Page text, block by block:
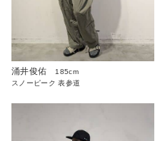
涌井俊佑
185cm
スノーピーク 表参道